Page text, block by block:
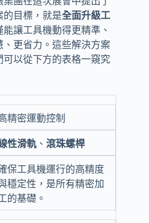
的目標，就是全面升級工
能讓工具機動得更精準、
、更省力。這些解決方案
以從下方的表格一窺究
精密運動控制
性滑軌、滾珠螺桿
保工具機運行的高精度
穩定性，是所有精密加
的基礎。